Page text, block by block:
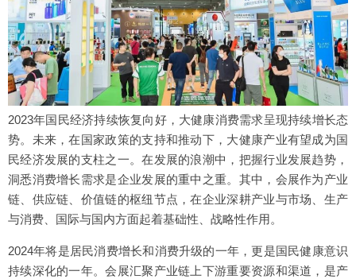
2023年国民经济持续恢复向好，大健康消费需求呈现持续增长态
势。未来，在国家政策的支持和推动下，大健康产业有望成为国
民经济发展的支柱之一。在发展的浪潮中，把握行业发展趋势，
洞悉消费增长需求是企业发展的重中之重。其中，会展作为产业
链、供应链、价值链的枢纽节点，在企业深耕产业与市场、生产
与消费、国际与国内方面起着基础性、战略性作用。
2024年将是居民消费增长和消费升级的一年，更是国民健康意识
持续深化的一年。会展汇聚产业链上下游重要资源和渠道，是产